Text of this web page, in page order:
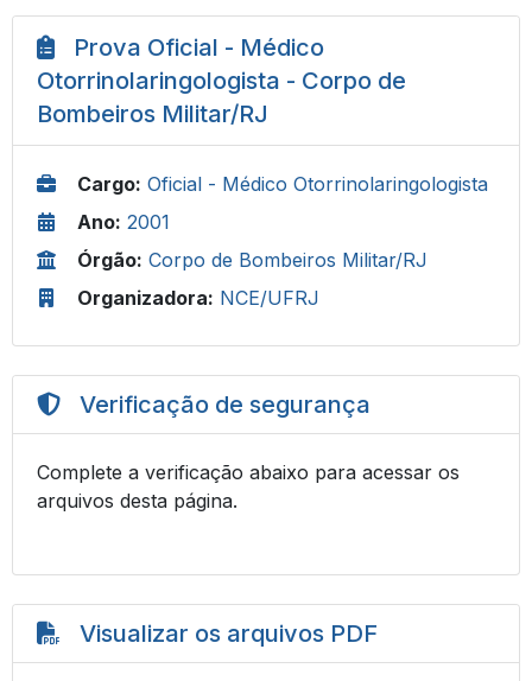
Prova Oficial - Médico
Otorrinolaringologista - Corpo de
Bombeiros Militar/RJ
Cargo: Oficial - Médico Otorrinolaringologista
Ano: 2001
Órgão: Corpo de Bombeiros Militar/RJ
Organizadora: NCE/UFRJ
Verificação de segurança
Complete a verificação abaixo para acessar os
arquivos desta página.
Visualizar os arquivos PDF